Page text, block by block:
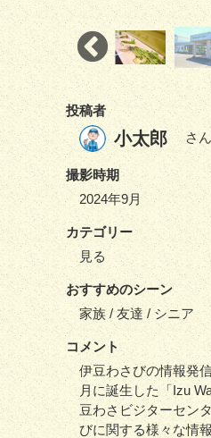
投稿者
小太郎 さん
撮影時期
2024年9月
カテゴリー
見る
おすすめのシーン
家族 / 友達 / シニア
コメント
伊豆わさびの情報発
月に誕生した「Izu
豆わさビジターセン
びに関する様々な情